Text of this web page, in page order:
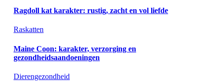
Ragdoll kat karakter: rustig, zacht en vol liefde
Raskatten
Maine Coon: karakter, verzorging en
gezondheidsaandoeningen
Dierengezondheid